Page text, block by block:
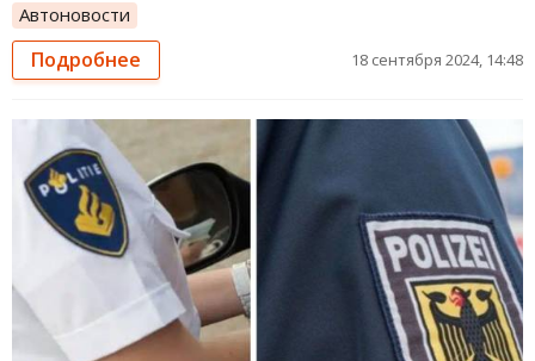
Автоновости
Подробнее 18 сентября 2024, 14:48